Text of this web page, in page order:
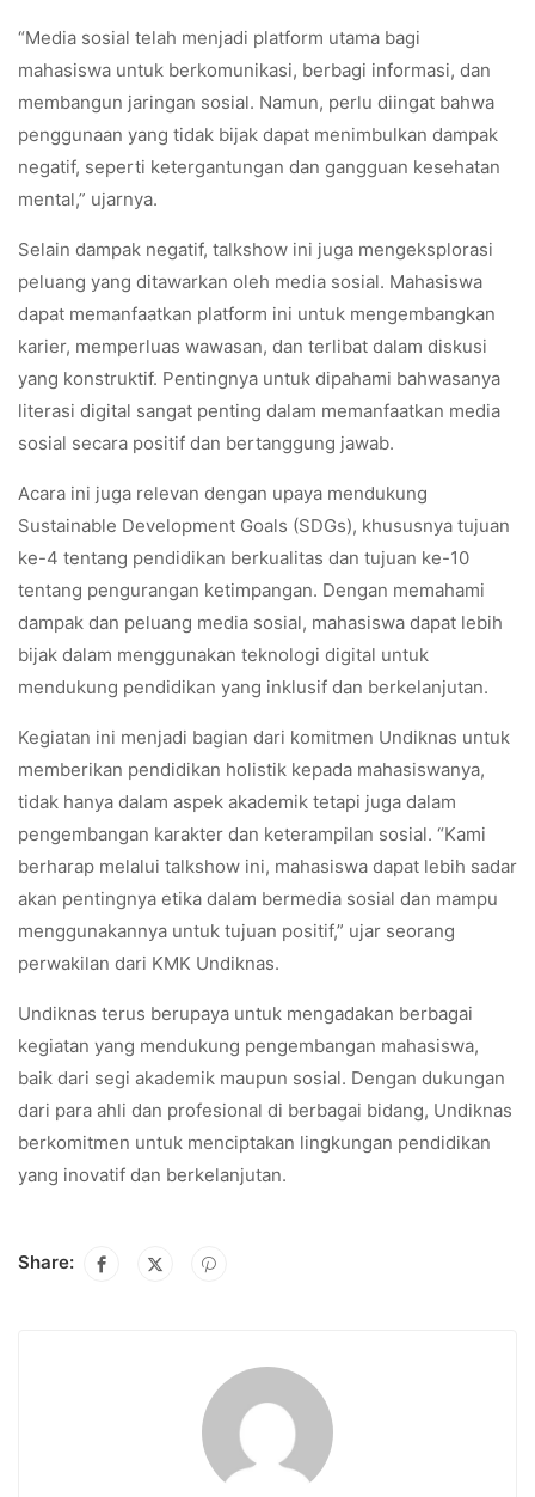
“Media sosial telah menjadi platform utama bagi
mahasiswa untuk berkomunikasi, berbagi informasi, dan
membangun jaringan sosial. Namun, perlu diingat bahwa
penggunaan yang tidak bijak dapat menimbulkan dampak
negatif, seperti ketergantungan dan gangguan kesehatan
mental,” ujarnya.
Selain dampak negatif, talkshow ini juga mengeksplorasi
peluang yang ditawarkan oleh media sosial. Mahasiswa
dapat memanfaatkan platform ini untuk mengembangkan
karier, memperluas wawasan, dan terlibat dalam diskusi
yang konstruktif. Pentingnya untuk dipahami bahwasanya
literasi digital sangat penting dalam memanfaatkan media
sosial secara positif dan bertanggung jawab.
Acara ini juga relevan dengan upaya mendukung
Sustainable Development Goals (SDGs), khususnya tujuan
ke-4 tentang pendidikan berkualitas dan tujuan ke-10
tentang pengurangan ketimpangan. Dengan memahami
dampak dan peluang media sosial, mahasiswa dapat lebih
bijak dalam menggunakan teknologi digital untuk
mendukung pendidikan yang inklusif dan berkelanjutan.
Kegiatan ini menjadi bagian dari komitmen Undiknas untuk
memberikan pendidikan holistik kepada mahasiswanya,
tidak hanya dalam aspek akademik tetapi juga dalam
pengembangan karakter dan keterampilan sosial. “Kami
berharap melalui talkshow ini, mahasiswa dapat lebih sadar
akan pentingnya etika dalam bermedia sosial dan mampu
menggunakannya untuk tujuan positif,” ujar seorang
perwakilan dari KMK Undiknas.
Undiknas terus berupaya untuk mengadakan berbagai
kegiatan yang mendukung pengembangan mahasiswa,
baik dari segi akademik maupun sosial. Dengan dukungan
dari para ahli dan profesional di berbagai bidang, Undiknas
berkomitmen untuk menciptakan lingkungan pendidikan
yang inovatif dan berkelanjutan.
Share: